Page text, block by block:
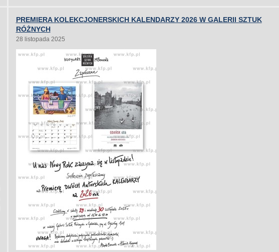
PREMIERA KOLEKCJONERSKICH KALENDARZY 2026 W GALERII SZTUK
RÓŻNYCH
28 listopada 2025